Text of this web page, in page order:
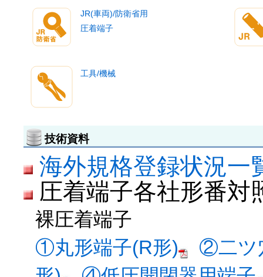
JR(車両)/防衛省用
圧着端子
工具/機械
技術資料
海外規格登録状況一
圧着端子各社形番対
裸圧着端子
①丸形端子(R形)
②二ツ